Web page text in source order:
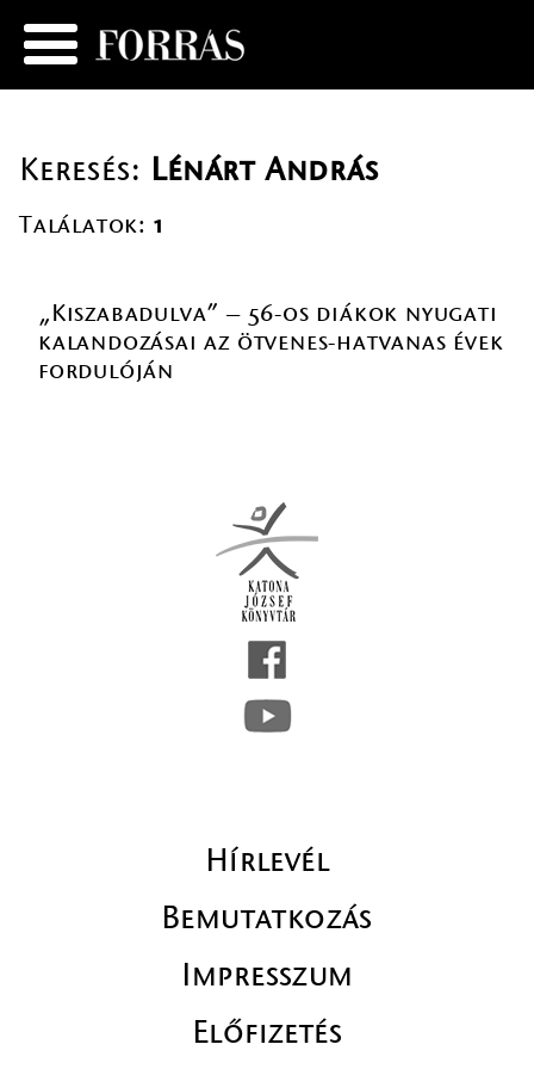
Keresés: Lénárt András
Találatok: 1
„Kiszabadulva” – 56-os diákok nyugati
kalandozásai az ötvenes-hatvanas évek
fordulóján
Hírlevél
Bemutatkozás
Impresszum
Előfizetés